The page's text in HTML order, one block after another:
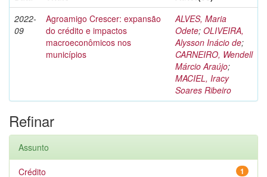
2022-
09
Agroamigo Crescer: expansão
do crédito e impactos
macroeconômicos nos
municípios
ALVES, Maria
Odete; OLIVEIRA,
Alysson Inácio de;
CARNEIRO, Wendell
Márcio Araújo;
MACIEL, Iracy
Soares Ribeiro
Refinar
Assunto
1
Crédito